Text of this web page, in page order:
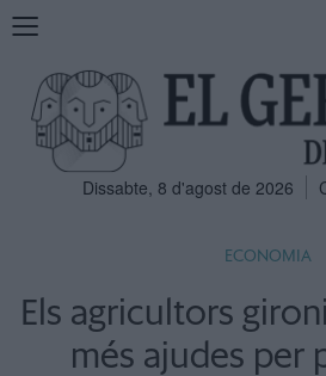
Mostra
navegació
Dissabte, 8 d'agost de 2026
ECONOMIA
Els agricultors
més ajudes per